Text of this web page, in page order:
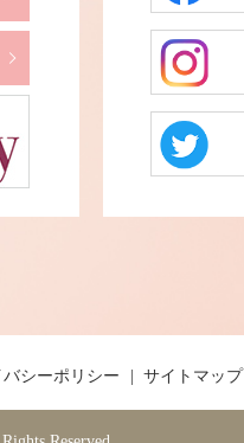
バシーポリシー サイトマップ